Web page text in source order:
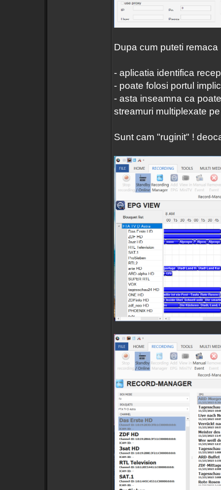
Dupa cum puteti remaca
- aplicatia identifica
- poate folosi portul
- asta inseamna ca
streamuri multiplexate
Sunt cam "ruginit" !